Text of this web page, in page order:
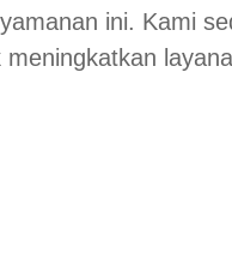
ini. Kami